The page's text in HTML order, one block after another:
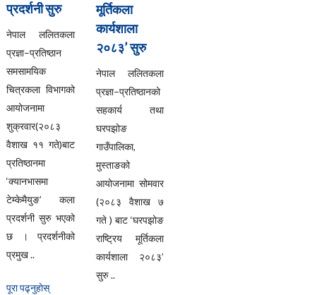
प्रदर्शनी सुरु
नेपाल ललितकला
प्रज्ञा–प्रतिष्ठान
समसामयिक
चित्रकला विभागको
आयोजनामा
शुक्रवार(२०८३
वैशाख ११ गते)बाट
प्रतिष्ठानमा
‘क्यानभासमा
टेम्केमैयुङ’ कला
प्रदर्शनी सुरु भएको
छ । प्रदर्शनीको
प्रमुख ..
पूरा पढ्नुहाेस्
मूर्तिकला
कार्यशाला
२०८३’ सुरु
नेपाल ललितकला
प्रज्ञा–प्रतिष्ठानको
सहकार्य तथा
घरपझोङ
गाउँपालिका,
मुस्ताङको
आयोजनामा सोमवार
(२०८३ वैशाख ७
गते ) बाट ‘घरपझोङ
राष्ट्रिय मूर्तिकला
कार्यशाला २०८३’
सुरु ..